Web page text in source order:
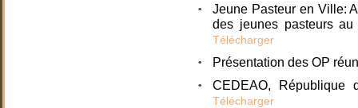
Jeune Pasteur en Ville:
des jeunes pasteurs
Télécharger
Présentation des OP
CEDEAO,
Télécharger